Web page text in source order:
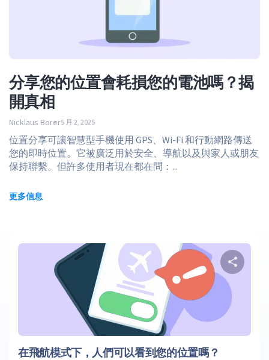
分享您的位置會耗損您的電池嗎？揭
開真相
Nicklaus Borer5 月 2, 2025
位置分享可讓智慧型手機使用 GPS、Wi-Fi 和行動網路傳送
您的即時位置。它被廣泛用於安全、導航以及與家人或朋友
保持聯繫。但許多使用者現在都在問：...
更多信息
在飛航模式下，人們可以看到您的位置嗎？